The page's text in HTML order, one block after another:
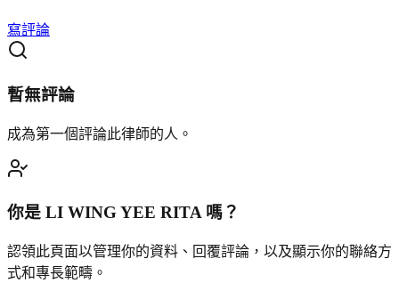
寫評論
暫無評論
成為第一個評論此律師的人。
你是 LI WING YEE RITA嗎？
認領此頁面以管理你的資料、回覆評論，以及顯示你的聯絡方
式和專長範疇。